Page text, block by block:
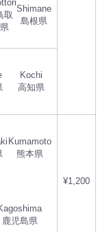
取
県
Shimane
島根県
Kochi
高知県
Kumamoto
熊本県
鹿児島県
¥1,200